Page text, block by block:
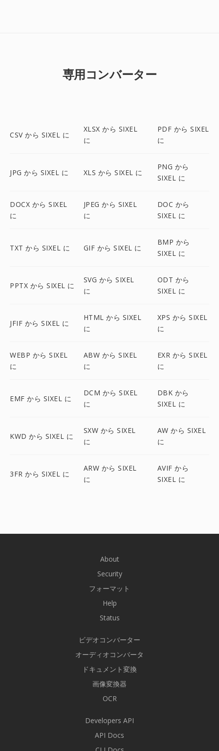
専用コンバーター
CSV から SIXEL に
XLSX から SIXEL
に
PDF から SIXEL
に
JPG から SIXEL に XLS から SIXEL に
PNG から
SIXEL に
DOCX から SIXEL
に
JPEG から SIXEL
に
DOC から
SIXEL に
TXT から SIXEL に GIF から SIXEL に
BMP から
SIXEL に
PPTX から SIXEL に
SVG から SIXEL
に
ODT から
SIXEL に
JFIF から SIXEL に
HTML から SIXEL
に
XPS から SIXEL
に
WEBP から SIXEL
に
ABW から SIXEL
に
EXR から SIXEL
に
EMF から SIXEL に
DCM から SIXEL
に
DBK から
SIXEL に
KWD から SIXEL に
SXW から SIXEL
に
AW から SIXEL
に
3FR から SIXEL に
ARW から SIXEL
に
AVIF から
SIXEL に
About
Security
フォーマット
Help
Status
ビデオコンバーター
オーディオコンバータ
ドキュメント変換
画像変換器
OCR
Developers API
API Docs